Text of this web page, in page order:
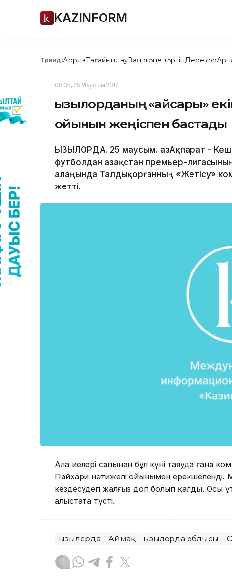
KAZINFORM
Тренд:АқордаТағайындауЗаң және тәртіпДерекқор
08:05, 25 Маусым 2012
Қызылорданың «Қайсары»
ойынын жеңіспен бастады
ҚЫЗЫЛОРДА. 25 маусым. ҚазАқпарат -
футболдан Қазақстан премьер-
алаңында Талдықорғанның «Жетісу»
жетті.
Алаң иелері сапынан бұл күні таяуда ғана
Пайхари нәтижелі ойынымен ерекшеленді.
кездесудегі жалғыз доп болып қалды. Осы
алыстата түсті.
Қызылорда Аймақ Қызылорда облысы